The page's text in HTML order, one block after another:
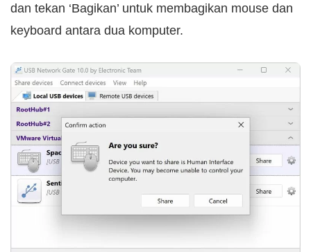
dan tekan ‘Bagikan’ untuk membagikan mouse dan
keyboard antara dua komputer.